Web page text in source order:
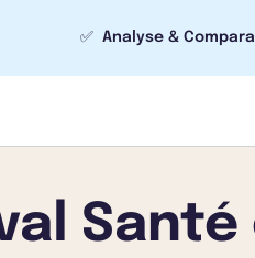
✅ Analyse &